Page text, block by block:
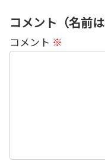
コメント（名前
コメント ※